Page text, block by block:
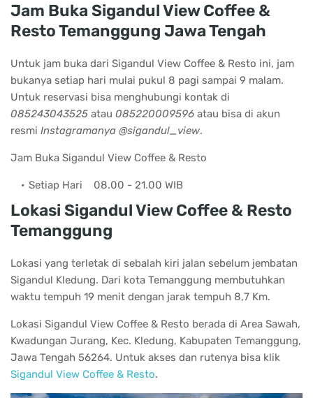
Jam Buka Sigandul View Coffee &
Resto Temanggung Jawa Tengah
Untuk jam buka dari Sigandul View Coffee & Resto ini, jam
bukanya setiap hari mulai pukul 8 pagi sampai 9 malam.
Untuk reservasi bisa menghubungi kontak di
085243043525 atau 085220009596 atau bisa di akun
resmi Instagramanya @sigandul_view.
Jam Buka Sigandul View Coffee & Resto
Setiap Hari 08.00 - 21.00 WIB
Lokasi Sigandul View Coffee & Resto
Temanggung
Lokasi yang terletak di sebalah kiri jalan sebelum jembatan
Sigandul Kledung. Dari kota Temanggung membutuhkan
waktu tempuh 19 menit dengan jarak tempuh 8,7 Km.
Lokasi Sigandul View Coffee & Resto berada di Area Sawah,
Kwadungan Jurang, Kec. Kledung, Kabupaten Temanggung,
Jawa Tengah 56264. Untuk akses dan rutenya bisa klik
Sigandul View Coffee & Resto.